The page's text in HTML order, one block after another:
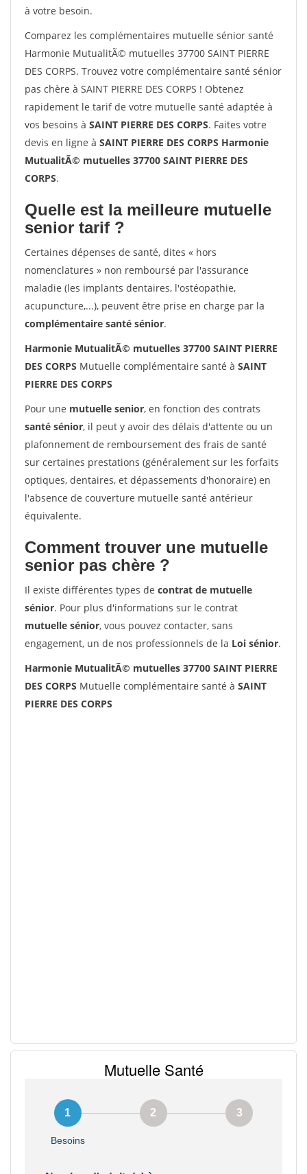
à votre besoin.
Comparez les complémentaires mutuelle sénior santé
Harmonie MutualitÃ© mutuelles 37700 SAINT PIERRE
DES CORPS. Trouvez votre complémentaire santé sénior
pas chère à SAINT PIERRE DES CORPS ! Obtenez
rapidement le tarif de votre mutuelle santé adaptée à
vos besoins à SAINT PIERRE DES CORPS. Faites votre
devis en ligne à SAINT PIERRE DES CORPS Harmonie
MutualitÃ© mutuelles 37700 SAINT PIERRE DES
CORPS.
Quelle est la meilleure mutuelle
senior tarif ?
Certaines dépenses de santé, dites « hors
nomenclatures » non remboursé par l'assurance
maladie (les implants dentaires, l'ostéopathie,
acupuncture,...), peuvent être prise en charge par la
complémentaire santé sénior.
Harmonie MutualitÃ© mutuelles 37700 SAINT PIERRE
DES CORPS Mutuelle complémentaire santé à SAINT
PIERRE DES CORPS
Pour une mutuelle senior, en fonction des contrats
santé sénior, il peut y avoir des délais d'attente ou un
plafonnement de remboursement des frais de santé
sur certaines prestations (généralement sur les forfaits
optiques, dentaires, et dépassements d'honoraire) en
l'absence de couverture mutuelle santé antérieur
équivalente.
Comment trouver une mutuelle
senior pas chère ?
Il existe différentes types de contrat de mutuelle
sénior. Pour plus d'informations sur le contrat
mutuelle sénior, vous pouvez contacter, sans
engagement, un de nos professionnels de la Loi sénior.
Harmonie MutualitÃ© mutuelles 37700 SAINT PIERRE
DES CORPS Mutuelle complémentaire santé à SAINT
PIERRE DES CORPS